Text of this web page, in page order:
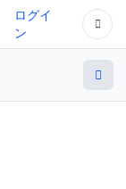
ログイ
ン